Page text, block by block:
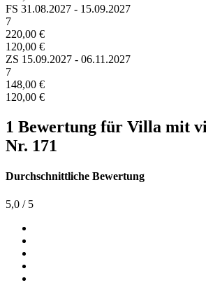
FS 31.08.2027 - 15.09.2027
7
220,00 €
120,00 €
ZS 15.09.2027 - 06.11.2027
7
148,00 €
120,00 €
1 Bewertung für Villa mit
Nr. 171
Durchschnittliche Bewertung
5,0 / 5